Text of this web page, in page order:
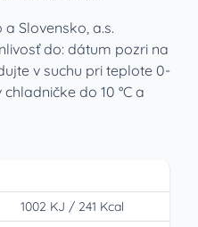
Slovensko, a.s.
do: dátum pozri na
v suchu pri teplote 0-
do 10 °C a
1002 KJ / 241 Kcal